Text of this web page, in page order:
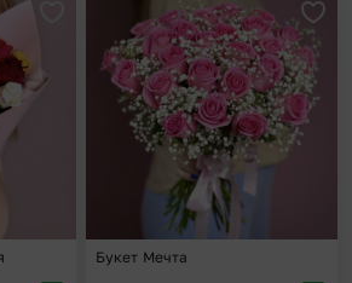
Добавить в избранное
Букет Мечта